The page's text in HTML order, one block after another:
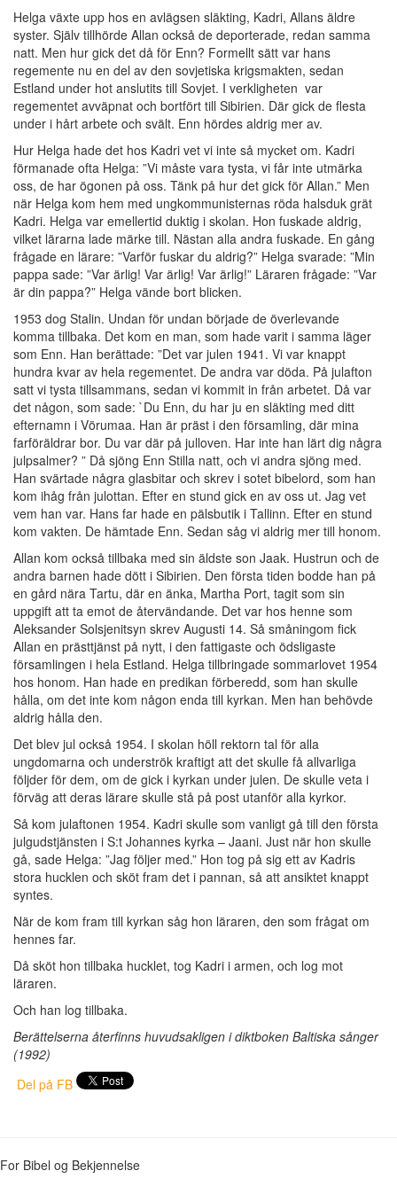
Helga växte upp hos en avlägsen släkting, Kadri, Allans äldre
syster. Själv tillhörde Allan också de deporterade, redan samma
natt. Men hur gick det då för Enn? Formellt sätt var hans
regemente nu en del av den sovjetiska krigsmakten, sedan
Estland under hot anslutits till Sovjet. I verkligheten var
regementet avväpnat och bortfört till Sibirien. Där gick de flesta
under i hårt arbete och svält. Enn hördes aldrig mer av.
Hur Helga hade det hos Kadri vet vi inte så mycket om. Kadri
förmanade ofta Helga: ”Vi måste vara tysta, vi får inte utmärka
oss, de har ögonen på oss. Tänk på hur det gick för Allan.” Men
när Helga kom hem med ungkommunisternas röda halsduk grät
Kadri. Helga var emellertid duktig i skolan. Hon fuskade aldrig,
vilket lärarna lade märke till. Nästan alla andra fuskade. En gång
frågade en lärare: ”Varför fuskar du aldrig?” Helga svarade: ”Min
pappa sade: ”Var ärlig! Var ärlig! Var ärlig!” Läraren frågade: ”Var
är din pappa?” Helga vände bort blicken.
1953 dog Stalin. Undan för undan började de överlevande
komma tillbaka. Det kom en man, som hade varit i samma läger
som Enn. Han berättade: ”Det var julen 1941. Vi var knappt
hundra kvar av hela regementet. De andra var döda. På julafton
satt vi tysta tillsammans, sedan vi kommit in från arbetet. Då var
det någon, som sade: `Du Enn, du har ju en släkting med ditt
efternamn i Vörumaa. Han är präst i den församling, där mina
farföräldrar bor. Du var där på julloven. Har inte han lärt dig några
julpsalmer? ” Då sjöng Enn Stilla natt, och vi andra sjöng med.
Han svärtade några glasbitar och skrev i sotet bibelord, som han
kom ihåg från julottan. Efter en stund gick en av oss ut. Jag vet
vem han var. Hans far hade en pälsbutik i Tallinn. Efter en stund
kom vakten. De hämtade Enn. Sedan såg vi aldrig mer till honom.
Allan kom också tillbaka med sin äldste son Jaak. Hustrun och de
andra barnen hade dött i Sibirien. Den första tiden bodde han på
en gård nära Tartu, där en änka, Martha Port, tagit som sin
uppgift att ta emot de återvändande. Det var hos henne som
Aleksander Solsjenitsyn skrev Augusti 14. Så småningom fick
Allan en prästtjänst på nytt, i den fattigaste och ödsligaste
församlingen i hela Estland. Helga tillbringade sommarlovet 1954
hos honom. Han hade en predikan förberedd, som han skulle
hålla, om det inte kom någon enda till kyrkan. Men han behövde
aldrig hålla den.
Det blev jul också 1954. I skolan höll rektorn tal för alla
ungdomarna och underströk kraftigt att det skulle få allvarliga
följder för dem, om de gick i kyrkan under julen. De skulle veta i
förväg att deras lärare skulle stå på post utanför alla kyrkor.
Så kom julaftonen 1954. Kadri skulle som vanligt gå till den första
julgudstjänsten i S:t Johannes kyrka – Jaani. Just när hon skulle
gå, sade Helga: ”Jag följer med.” Hon tog på sig ett av Kadris
stora hucklen och sköt fram det i pannan, så att ansiktet knappt
syntes.
När de kom fram till kyrkan såg hon läraren, den som frågat om
hennes far.
Då sköt hon tillbaka hucklet, tog Kadri i armen, och log mot
läraren.
Och han log tillbaka.
Berättelserna återfinns huvudsakligen i diktboken Baltiska sånger
(1992)
Del på FB
For Bibel og Bekjennelse